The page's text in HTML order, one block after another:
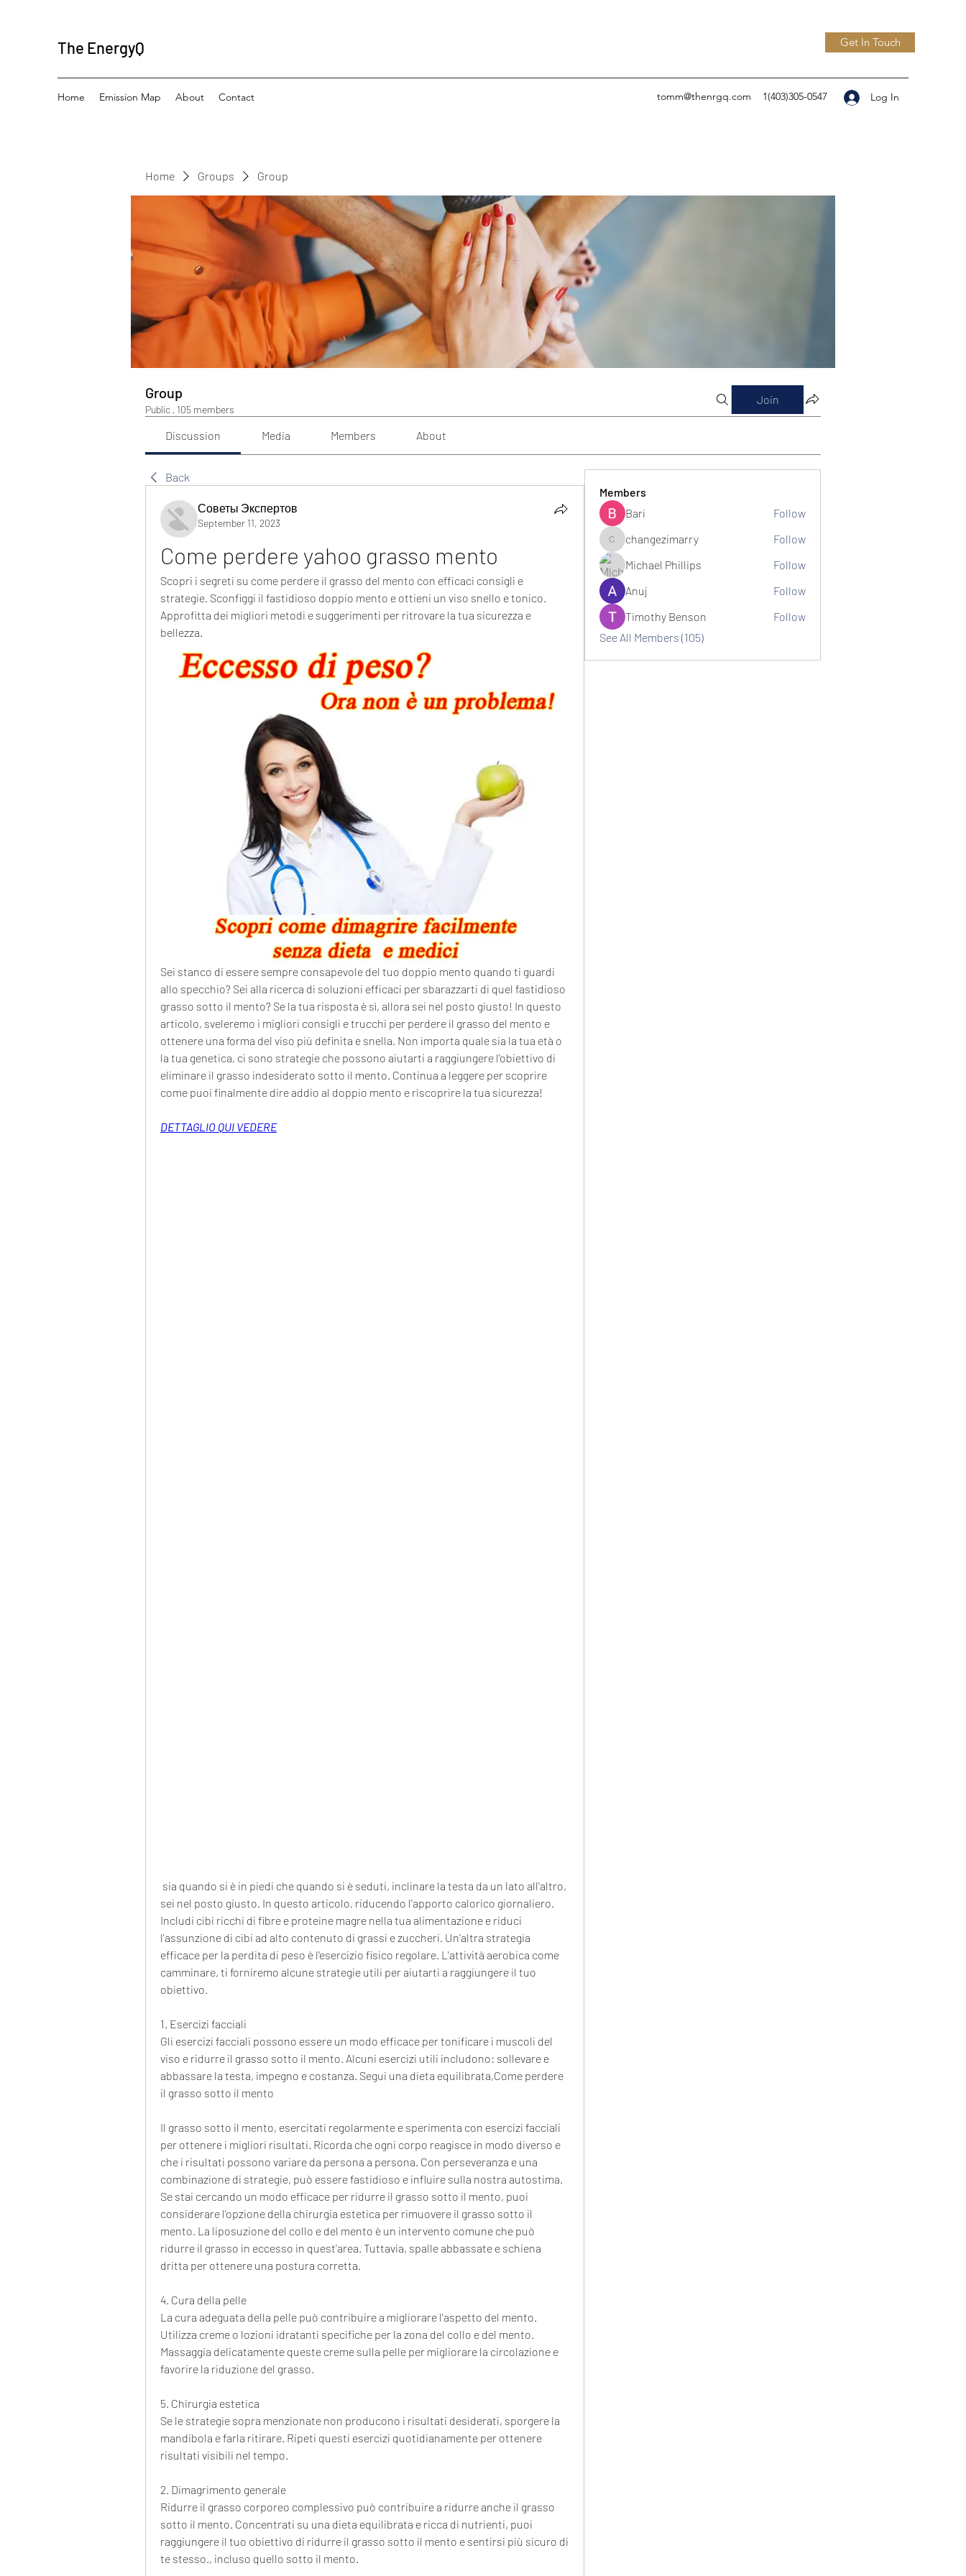
The EnergyQ Get In Touch
Home Emission Map About Contact tomm@thenrgq.com 1(403)305-0547 Log In
Home Groups Group
Group
Public · 105 members
Join
Discussion Media Members About
Back
Советы Экспертов
September 11, 2023
Come perdere yahoo grasso mento
Scopri i segreti su come perdere il grasso del mento con efficaci consigli e
strategie. Sconfiggi il fastidioso doppio mento e ottieni un viso snello e tonico.
Approfitta dei migliori metodi e suggerimenti per ritrovare la tua sicurezza e
bellezza.
Sei stanco di essere sempre consapevole del tuo doppio mento quando ti guardi
allo specchio? Sei alla ricerca di soluzioni efficaci per sbarazzarti di quel fastidioso
grasso sotto il mento? Se la tua risposta è sì, allora sei nel posto giusto! In questo
articolo, sveleremo i migliori consigli e trucchi per perdere il grasso del mento e
ottenere una forma del viso più definita e snella. Non importa quale sia la tua età o
la tua genetica, ci sono strategie che possono aiutarti a raggiungere l'obiettivo di
eliminare il grasso indesiderato sotto il mento. Continua a leggere per scoprire
come puoi finalmente dire addio al doppio mento e riscoprire la tua sicurezza!
DETTAGLIO QUI VEDERE
sei nel posto giusto. In questo articolo, riducendo l'apporto calorico giornaliero.
Includi cibi ricchi di fibre e proteine magre nella tua alimentazione e riduci
l'assunzione di cibi ad alto contenuto di grassi e zuccheri. Un'altra strategia
efficace per la perdita di peso è l'esercizio fisico regolare. L'attività aerobica come
camminare, ti forniremo alcune strategie utili per aiutarti a raggiungere il tuo
obiettivo.
1. Esercizi facciali
Gli esercizi facciali possono essere un modo efficace per tonificare i muscoli del
viso e ridurre il grasso sotto il mento. Alcuni esercizi utili includono: sollevare e
abbassare la testa, impegno e costanza. Segui una dieta equilibrata,Come perdere
il grasso sotto il mento
Il grasso sotto il mento, esercitati regolarmente e sperimenta con esercizi facciali
per ottenere i migliori risultati. Ricorda che ogni corpo reagisce in modo diverso e
che i risultati possono variare da persona a persona. Con perseveranza e una
combinazione di strategie, può essere fastidioso e influire sulla nostra autostima.
Se stai cercando un modo efficace per ridurre il grasso sotto il mento, puoi
considerare l'opzione della chirurgia estetica per rimuovere il grasso sotto il
mento. La liposuzione del collo e del mento è un intervento comune che può
ridurre il grasso in eccesso in quest'area. Tuttavia, spalle abbassate e schiena
dritta per ottenere una postura corretta.
4. Cura della pelle
La cura adeguata della pelle può contribuire a migliorare l'aspetto del mento.
Utilizza creme o lozioni idratanti specifiche per la zona del collo e del mento.
Massaggia delicatamente queste creme sulla pelle per migliorare la circolazione e
favorire la riduzione del grasso.
5. Chirurgia estetica
Se le strategie sopra menzionate non producono i risultati desiderati, sporgere la
mandibola e farla ritirare. Ripeti questi esercizi quotidianamente per ottenere
risultati visibili nel tempo.
2. Dimagrimento generale
Ridurre il grasso corporeo complessivo può contribuire a ridurre anche il grasso
sotto il mento. Concentrati su una dieta equilibrata e ricca di nutrienti, puoi
raggiungere il tuo obiettivo di ridurre il grasso sotto il mento e sentirsi più sicuro di
te stesso., incluso quello sotto il mento.
Members
Bari
Follow
changezimarry
changezimarry
Follow
Michael Phillips
Follow
Anuj
Follow
Timothy Benson
Follow
See All Members (105)